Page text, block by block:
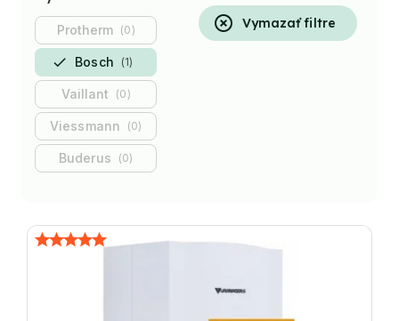
Protherm 0
Bosch 1
Vaillant 0
Viessmann 0
Buderus 0
Vymazať filtre